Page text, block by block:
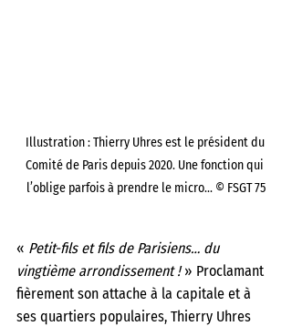
Illustration : Thierry Uhres est le président du
Comité de Paris depuis 2020. Une fonction qui
l’oblige parfois à prendre le micro... © FSGT 75
« Petit-fils et fils de Parisiens… du
vingtième arrondissement ! » Proclamant
fièrement son attache à la capitale et à
ses quartiers populaires, Thierry Uhres